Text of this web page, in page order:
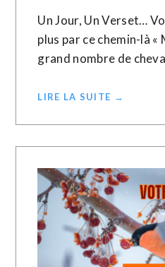
Un Jour, Un Verset…
plus par ce chemin-là «
grand nombre de
LIRE LA SUITE →